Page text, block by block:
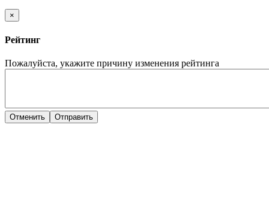
×
Рейтинг
Пожалуйста, укажите причину изменения рейтинга
Отменить Отправить